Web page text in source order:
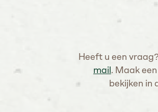
Heeft u een
mail. Maak
bekijken in